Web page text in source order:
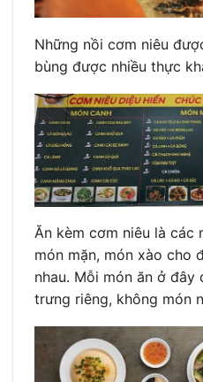
Những nồi cơm niêu
bùng được nhiều thực
Ăn kèm cơm niêu là các
món mặn, món xào cho
nhau. Mỗi món ăn ở
trưng riêng, không món